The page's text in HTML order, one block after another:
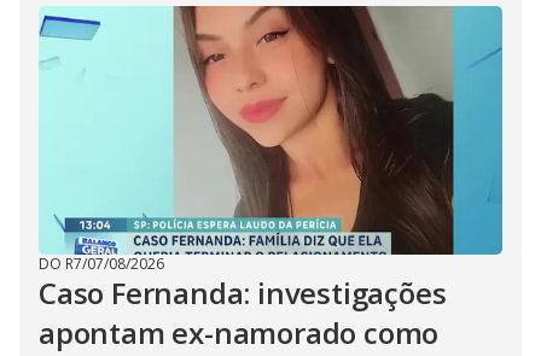
DO R7/07/08/2026
Caso Fernanda: investigações
apontam ex-namorado como